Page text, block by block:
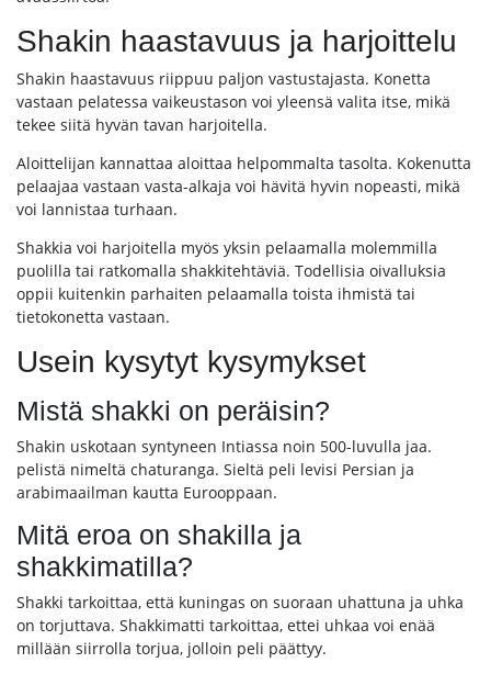
Shakin haastavuus ja harjoittelu
Shakin haastavuus riippuu paljon vastustajasta. Konetta
vastaan pelatessa vaikeustason voi yleensä valita itse, mikä
tekee siitä hyvän tavan harjoitella.
Aloittelijan kannattaa aloittaa helpommalta tasolta. Kokenutta
pelaajaa vastaan vasta-alkaja voi hävitä hyvin nopeasti, mikä
voi lannistaa turhaan.
Shakkia voi harjoitella myös yksin pelaamalla molemmilla
puolilla tai ratkomalla shakkitehtäviä. Todellisia oivalluksia
oppii kuitenkin parhaiten pelaamalla toista ihmistä tai
tietokonetta vastaan.
Usein kysytyt kysymykset
Mistä shakki on peräisin?
Shakin uskotaan syntyneen Intiassa noin 500-luvulla jaa.
pelistä nimeltä chaturanga. Sieltä peli levisi Persian ja
arabimaailman kautta Eurooppaan.
Mitä eroa on shakilla ja
shakkimatilla?
Shakki tarkoittaa, että kuningas on suoraan uhattuna ja uhka
on torjuttava. Shakkimatti tarkoittaa, ettei uhkaa voi enää
millään siirrolla torjua, jolloin peli päättyy.